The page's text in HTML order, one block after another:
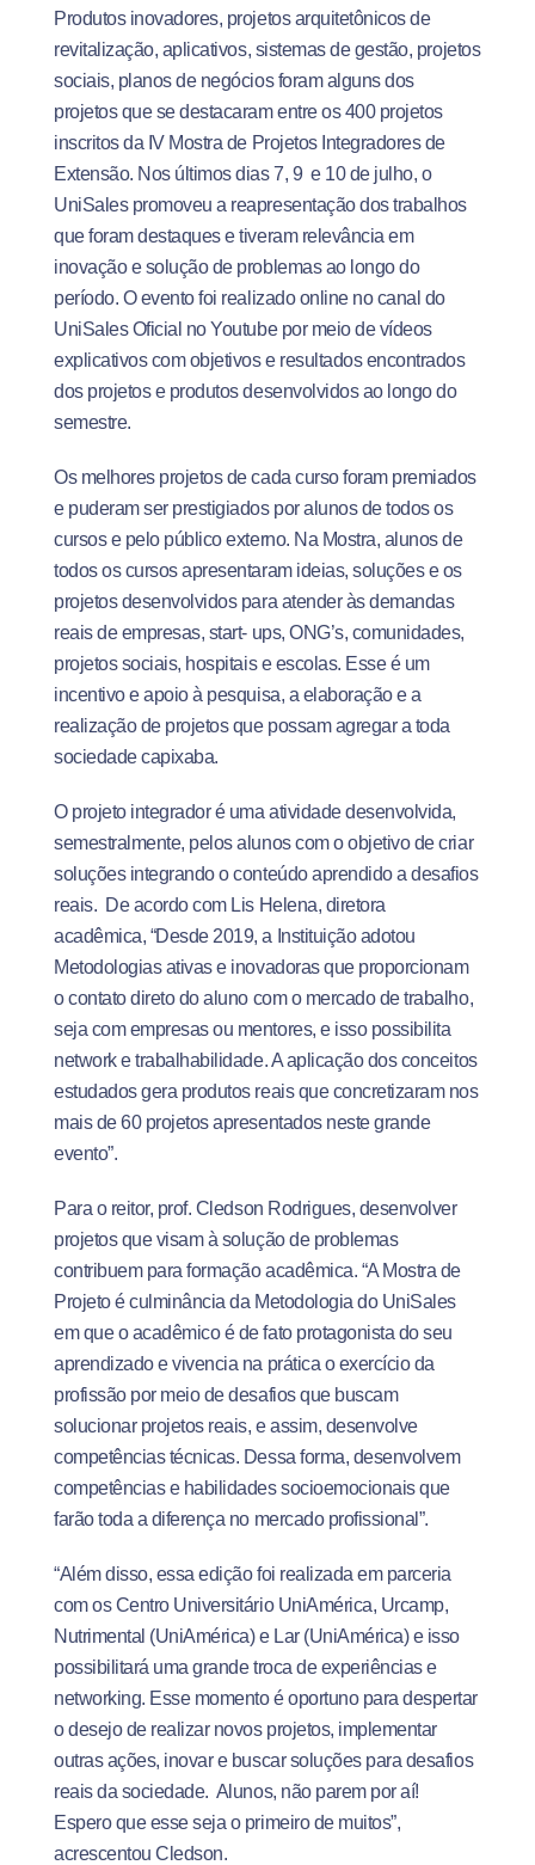
Produtos inovadores, projetos arquitetônicos de
revitalização, aplicativos, sistemas de gestão, projetos
sociais, planos de negócios foram alguns dos
projetos que se destacaram entre os 400 projetos
inscritos da IV Mostra de Projetos Integradores de
Extensão. Nos últimos dias 7, 9 e 10 de julho, o
UniSales promoveu a reapresentação dos trabalhos
que foram destaques e tiveram relevância em
inovação e solução de problemas ao longo do
período. O evento foi realizado online no canal do
UniSales Oficial no Youtube por meio de vídeos
explicativos com objetivos e resultados encontrados
dos projetos e produtos desenvolvidos ao longo do
semestre.
Os melhores projetos de cada curso foram premiados
e puderam ser prestigiados por alunos de todos os
cursos e pelo público externo. Na Mostra, alunos de
todos os cursos apresentaram ideias, soluções e os
projetos desenvolvidos para atender às demandas
reais de empresas, start- ups, ONG’s, comunidades,
projetos sociais, hospitais e escolas. Esse é um
incentivo e apoio à pesquisa, a elaboração e a
realização de projetos que possam agregar a toda
sociedade capixaba.
O projeto integrador é uma atividade desenvolvida,
semestralmente, pelos alunos com o objetivo de criar
soluções integrando o conteúdo aprendido a desafios
reais. De acordo com Lis Helena, diretora
acadêmica, “Desde 2019, a Instituição adotou
Metodologias ativas e inovadoras que proporcionam
o contato direto do aluno com o mercado de trabalho,
seja com empresas ou mentores, e isso possibilita
network e trabalhabilidade. A aplicação dos conceitos
estudados gera produtos reais que concretizaram nos
mais de 60 projetos apresentados neste grande
evento”.
Para o reitor, prof. Cledson Rodrigues, desenvolver
projetos que visam à solução de problemas
contribuem para formação acadêmica. “A Mostra de
Projeto é culminância da Metodologia do UniSales
em que o acadêmico é de fato protagonista do seu
aprendizado e vivencia na prática o exercício da
profissão por meio de desafios que buscam
solucionar projetos reais, e assim, desenvolve
competências técnicas. Dessa forma, desenvolvem
competências e habilidades socioemocionais que
farão toda a diferença no mercado profissional”.
“Além disso, essa edição foi realizada em parceria
com os Centro Universitário UniAmérica, Urcamp,
Nutrimental (UniAmérica) e Lar (UniAmérica) e isso
possibilitará uma grande troca de experiências e
networking. Esse momento é oportuno para despertar
o desejo de realizar novos projetos, implementar
outras ações, inovar e buscar soluções para desafios
reais da sociedade. Alunos, não parem por aí!
Espero que esse seja o primeiro de muitos”,
acrescentou Cledson.